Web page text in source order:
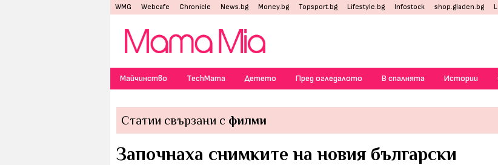
WMG Webcafe Chronicle News.bg Money.bg Topsport.bg Lifestyle.bg Infostock shop.gladen.bg
Майчинство TechMama Детето Пред огледалото В спалнята Истории
Статии свързани с филми
Започнаха снимките на новия български